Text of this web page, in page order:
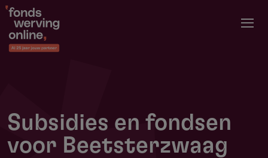
Overslaan
naar
de
Subsidies en fondsen
voor Beetsterzwaag